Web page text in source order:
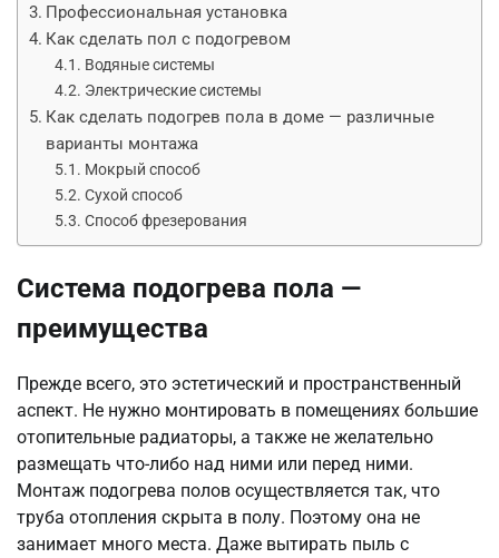
Профессиональная установка
Как сделать пол с подогревом
Водяные системы
Электрические системы
Как сделать подогрев пола в доме — различные
варианты монтажа
Мокрый способ
Сухой способ
Способ фрезерования
Система подогрева пола —
преимущества
Прежде всего, это эстетический и пространственный
аспект. Не нужно монтировать в помещениях большие
отопительные радиаторы, а также не желательно
размещать что-либо над ними или перед ними.
Монтаж подогрева полов осуществляется так, что
труба отопления скрыта в полу. Поэтому она не
занимает много места. Даже вытирать пыль с